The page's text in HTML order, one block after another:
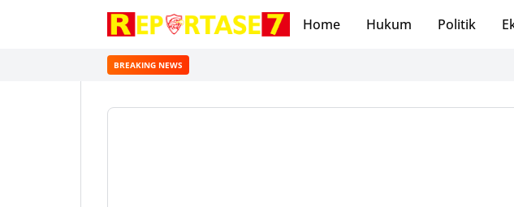
Home Hukum Politik
BREAKING NEWS